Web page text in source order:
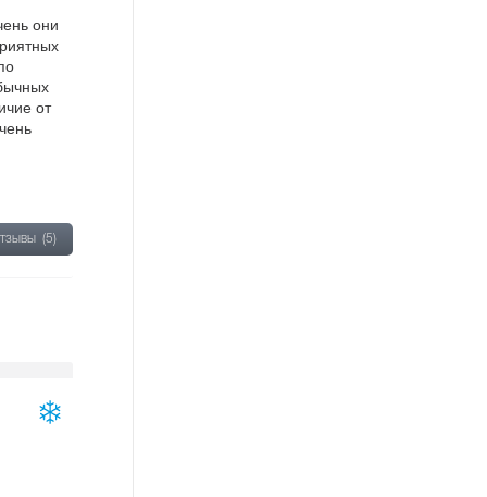
они
от
(5)